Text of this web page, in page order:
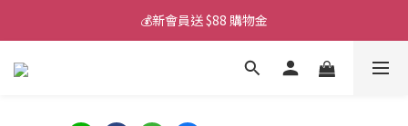
💰新會員送 $88 購物金
💰新會員送 $88 購物金
📱iPhone 17 充電挑選懶人包